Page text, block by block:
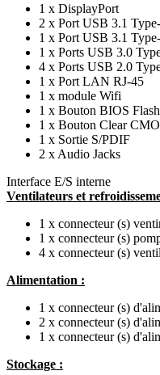
1 x DisplayPort
2 x Port USB 3.1
1 x Port USB 3.1
1 x Ports USB 3.0
4 x Ports USB 2.0
1 x Port LAN RJ-45
1 x module Wifi
1 x Bouton BIOS
1 x Bouton Clear
1 x Sortie S/PDIF
2 x Audio Jacks
Interface E/S interne
Ventilateurs et
1 x connecteur (s)
1 x connecteur (s)
4 x connecteur (s)
Alimentation :
1 x connecteur (s)
2 x connecteur (s)
1 x connecteur (s)
Stockage :